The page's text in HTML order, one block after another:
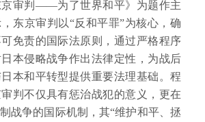
京审判——为了世界和平》为题作主
东京审判以“反和平罪”为核心，确
免责的国际法原则，通过严格程序
本侵略战争作出法律定性，为战后
本和平转型提供重要法理基础。程
判不仅具有惩治战犯的意义，更在
战争的国际机制，其“维护和平、拯